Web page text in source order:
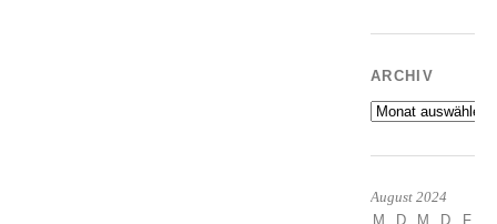
ARCHIV
Archiv
August 2024
M D M D F